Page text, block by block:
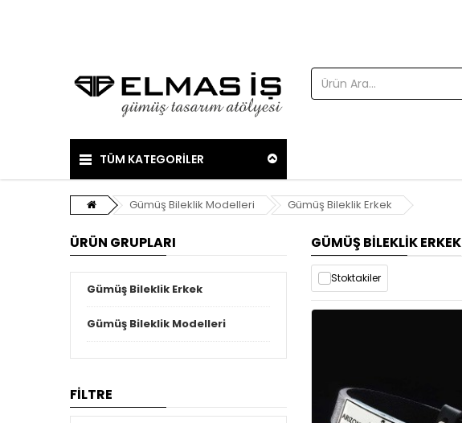
TÜM KATEGORİLER
Gümüş Bileklik Modelleri Gümüş Bileklik Erkek
ÜRÜN GRUPLARI
Gümüş Bileklik Erkek
Gümüş Bileklik Modelleri
FİLTRE
GÜMÜŞ BILEKLIK ERKEK
Stoktakiler